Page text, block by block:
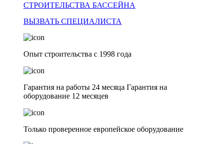
СТРОИТЕЛЬСТВА БАССЕЙНА
ВЫЗВАТЬ СПЕЦИАЛИСТА
Опыт строительства с 1998 года
Гарантия на работы 24 месяца Гарантия на
оборудование 12 месяцев
Только проверенное европейское оборудование